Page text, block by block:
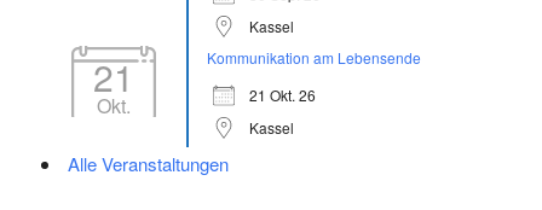
Kassel
21
Okt.
Kommunikation am Lebensende
21 Okt. 26
Kassel
Alle Veranstaltungen